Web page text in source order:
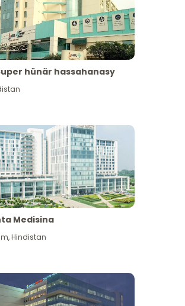
hünär hassahanasy
Medisina
,Hindistan